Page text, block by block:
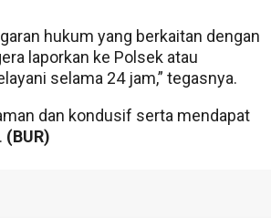
hukum yang berkaitan dengan
laporkan ke Polsek atau
selama 24 jam,” tegasnya.
dan kondusif serta mendapat
(BUR)